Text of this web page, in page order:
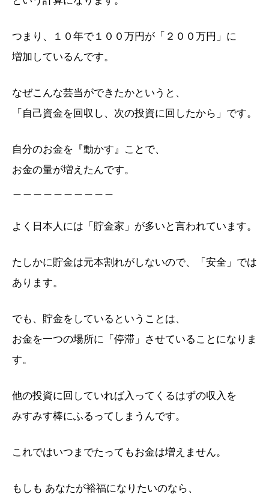
つまり、１０年で１００万円が「２００万円」に
増加しているんです。
なぜこんな芸当ができたかというと、
「自己資金を回収し、次の投資に回したから」です。
自分のお金を『動かす』ことで、
お金の量が増えたんです。
よく日本人には「貯金家」が多いと言われています。
たしかに貯金は元本割れがしないので、「安全」では
あります。
でも、貯金をしているということは、
お金を一つの場所に「停滞」させていることになりま
す。
他の投資に回していれば入ってくるはずの収入を
みすみす棒にふるってしまうんです。
これではいつまでたってもお金は増えません。
もしも あなたが裕福になりたいのなら、